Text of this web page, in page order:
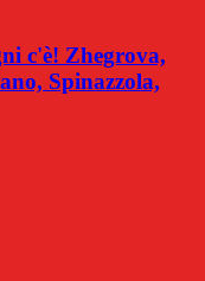
c'è! Zhegrova,
Spinazzola,